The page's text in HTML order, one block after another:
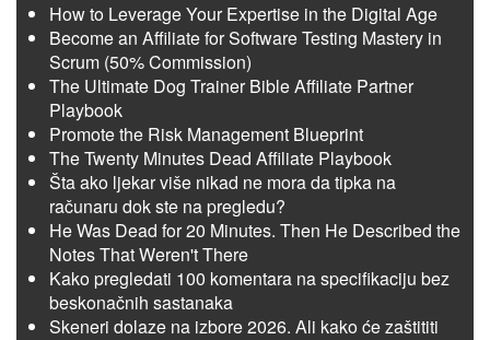
How to Leverage Your Expertise in the Digital Age
Become an Affiliate for Software Testing Mastery in
Scrum (50% Commission)
The Ultimate Dog Trainer Bible Affiliate Partner
Playbook
Promote the Risk Management Blueprint
The Twenty Minutes Dead Affiliate Playbook
Šta ako ljekar više nikad ne mora da tipka na
računaru dok ste na pregledu?
He Was Dead for 20 Minutes. Then He Described the
Notes That Weren't There
Kako pregledati 100 komentara na specifikaciju bez
beskonačnih sastanaka
Skeneri dolaze na izbore 2026. Ali kako će zaštititi